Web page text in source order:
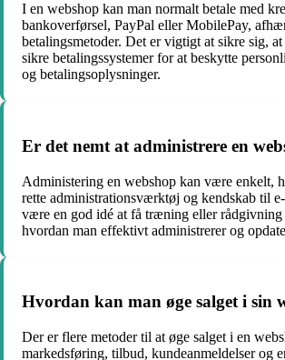
I en webshop kan man normalt betale med
bankoverførsel, PayPal eller MobilePay,
betalingsmetoder. Det er vigtigt at sikre sig,
sikre betalingssystemer for at beskytte
og betalingsoplysninger.
Er det nemt at administrere en
Administering en webshop kan være enkelt,
rette administrationsværktøj og kendskab til
være en god idé at få træning eller
hvordan man effektivt administrerer og
Hvordan kan man øge salget i sin
Der er flere metoder til at øge salget i en
markedsføring, tilbud, kundeanmeldelser og